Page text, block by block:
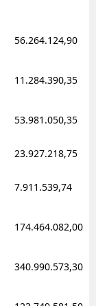
56.264.124,90
11.284.390,35
53.981.050,35
23.927.218,75
7.911.539,74
174.464.082,00
340.990.573,30